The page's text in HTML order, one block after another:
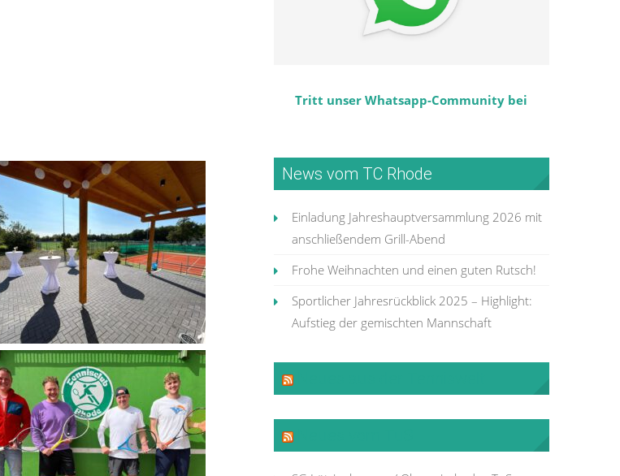
Tritt unser Whatsapp-Community bei
News vom TC Rhode
Einladung Jahreshauptversammlung 2026 mit
anschließendem Grill-Abend
Frohe Weihnachten und einen guten Rutsch!
Sportlicher Jahresrückblick 2025 – Highlight:
Aufstieg der gemischten Mannschaft